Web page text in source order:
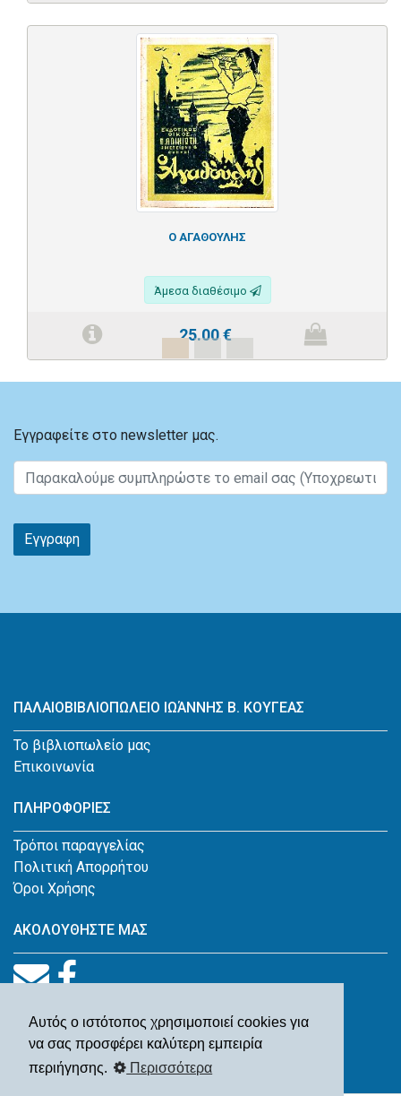
Αυτός ο ιστότοπος χρησιμοποιεί cookies για
να σας προσφέρει καλύτερη εμπειρία
περιήγησης.
Περισσότερα
Ο ΑΓΑΘΟΥΛΗΣ
Άμεσα διαθέσιμο
25.00€
Εγγραφείτε στο newsletter μας.
Εγγραφη
ΠΑΛΑΙΟΒΙΒΛΙΟΠΩΛΕΙΟ ΙΩΆΝΝΗΣ Β. ΚΟΥΓΕΑΣ
Το βιβλιοπωλείο μας
Επικοινωνία
ΠΛΗΡΟΦΟΡΙΕΣ
Τρόποι παραγγελίας
Πολιτική Απορρήτου
Όροι Χρήσης
ΑΚΟΛΟΥΘΗΣΤΕ ΜΑΣ